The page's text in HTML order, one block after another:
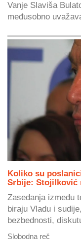
Vanje Slaviša
međusobno
Koliko su
Srbije: Stojilković
Zasedanja između
biraju Vladu i
bezbednosti,
Slobodna reč